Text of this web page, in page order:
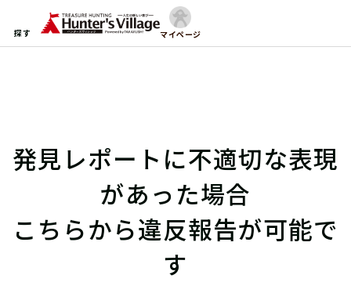
探す マイページ
発見レポートに不適切な表現
があった場合
こちらから違反報告が可能で
す